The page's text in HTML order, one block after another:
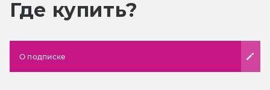
Где купить?
О подписке